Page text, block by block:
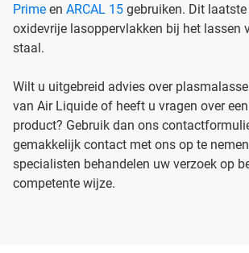
Prime en ARCAL 15 gebruiken. Dit
oxidevrije lasoppervlakken bij het lassen
staal.
Wilt u uitgebreid advies over
van Air Liquide of heeft u vragen over
product? Gebruik dan ons
gemakkelijk contact met ons op te
specialisten behandelen uw verzoek op
competente wijze.